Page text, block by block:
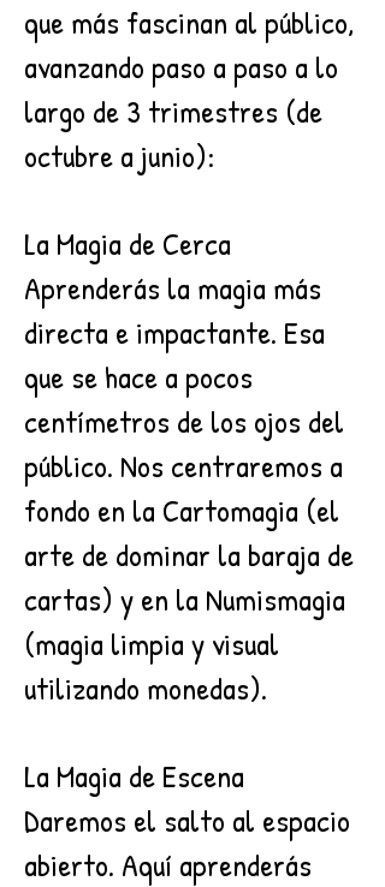
que más fascinan al público,
avanzando paso a paso a lo
largo de 3 trimestres (de
octubre a junio):
La Magia de Cerca
Aprenderás la magia más
directa e impactante. Esa
que se hace a pocos
centímetros de los ojos del
público. Nos centraremos a
fondo en la Cartomagia (el
arte de dominar la baraja de
cartas) y en la Numismagia
(magia limpia y visual
utilizando monedas).
La Magia de Escena
Daremos el salto al espacio
abierto. Aquí aprenderás